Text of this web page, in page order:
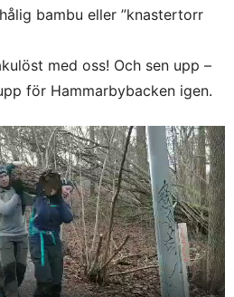
bambu eller ”knastertorr
med oss! Och sen upp –
för Hammarbybacken igen.